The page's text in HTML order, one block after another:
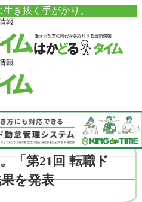
き抜く手がかり。
「第21回 転職ド
を発表